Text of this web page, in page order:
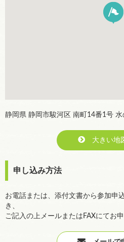
静岡県 静岡市駿河区 南町14番1号
大きい地
申し込み方法
お電話または、添付文書から参加申
き、
ご記入の上メールまたはFAXにてお